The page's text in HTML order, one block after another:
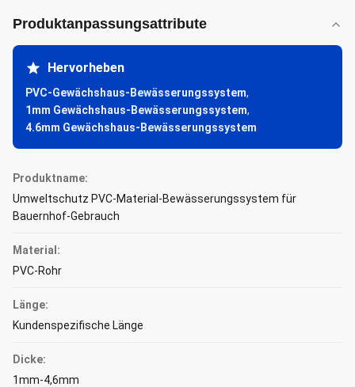
Produktanpassungsattribute
Hervorheben
PVC-Gewächshaus-Bewässerungssystem,
1mm Gewächshaus-Bewässerungssystem,
4.6mm Gewächshaus-Bewässerungssystem
Produktname:
Umweltschutz PVC-Material-Bewässerungssystem für
Bauernhof-Gebrauch
Material:
PVC-Rohr
Länge:
Kundenspezifische Länge
Dicke:
1mm-4,6mm